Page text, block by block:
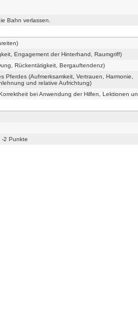
Bahn verlassen.
Engagement der Hinterhand, Raumgriff)
Rückentätigkeit, Bergauftendenz)
Pferdes (Aufmerksamkeit, Vertrauen, Harmonie,
und relative Aufrichtung)
bei Anwendung der Hilfen, Lektionen
2 Punkte